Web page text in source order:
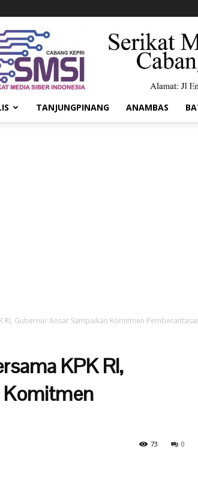
TANJUNGPINANG ANAMBAS
RI, Gubernur Ansar Sampaikan Komitmen
KPK RI,
Komitmen
0
73